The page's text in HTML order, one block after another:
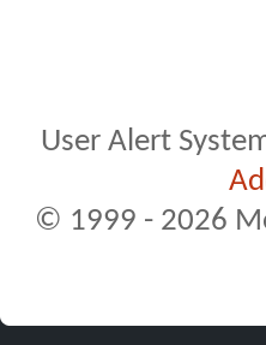
User Alert
© 1999 - 2026